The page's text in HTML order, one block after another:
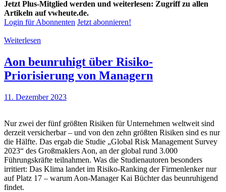
Jetzt Plus-Mitglied werden und weiterlesen: Zugriff zu allen
Artikeln auf vwheute.de.
Login für Abonnenten Jetzt abonnieren!
Weiterlesen
Aon beunruhigt über Risiko-
Priorisierung von Managern
11. Dezember 2023
Nur zwei der fünf größten Risiken für Unternehmen weltweit sind
derzeit versicherbar – und von den zehn größten Risiken sind es nur
die Hälfte. Das ergab die Studie „Global Risk Management Survey
2023“ des Großmaklers Aon, an der global rund 3.000
Führungskräfte teilnahmen. Was die Studienautoren besonders
irritiert: Das Klima landet im Risiko-Ranking der Firmenlenker nur
auf Platz 17 – warum Aon-Manager Kai Büchter das beunruhigend
findet.